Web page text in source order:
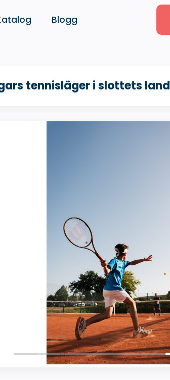
Blogg
tennisläger i slottets land